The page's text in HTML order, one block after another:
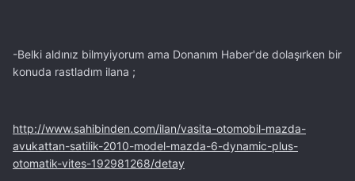
-Belki aldınız bilmyiyorum ama Donanım Haber'de dolaşırken bir
konuda rastladım ilana ;
http://www.sahibinden.com/ilan/vasita-otomobil-mazda-
avukattan-satilik-2010-model-mazda-6-dynamic-plus-
otomatik-vites-192981268/detay